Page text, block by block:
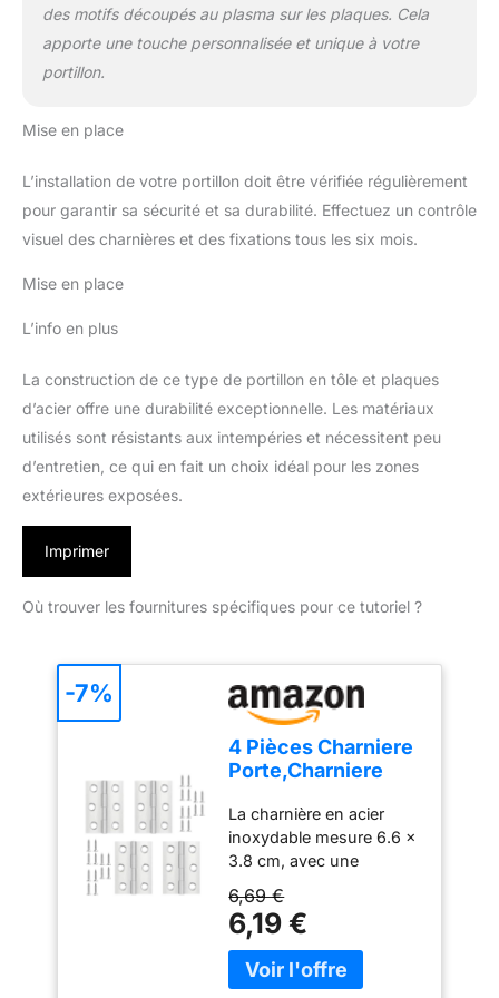
des motifs découpés au plasma sur les plaques. Cela
apporte une touche personnalisée et unique à votre
portillon.
Mise en place
L’installation de votre portillon doit être vérifiée régulièrement
pour garantir sa sécurité et sa durabilité. Effectuez un contrôle
visuel des charnières et des fixations tous les six mois.
Mise en place
L’info en plus
La construction de ce type de portillon en tôle et plaques
d’acier offre une durabilité exceptionnelle. Les matériaux
utilisés sont résistants aux intempéries et nécessitent peu
d’entretien, ce qui en fait un choix idéal pour les zones
extérieures exposées.
Imprimer
Où trouver les fournitures spécifiques pour ce tutoriel ?
4 Pièces Charniere
Porte,Charniere
Invisible,Charnière
plate
La charnière en acier
inoxydable mesure 6.6 x
3.8 cm, avec une
mm, une taille
raisonnable pour
s'adapter à la plupart des
portes. La charnière en
6,69 €
6,19 €
-7%